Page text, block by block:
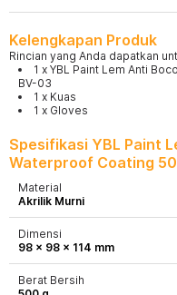
Kelengkapan Produk
Rincian yang Anda dapatkan
1 x YBL Paint Lem Anti
BV-03
1 x Kuas
1 x Gloves
Spesifikasi YBL Paint
Waterproof Coating
Material
Akrilik Murni
Dimensi
98 x 98 x 114 mm
Berat Bersih